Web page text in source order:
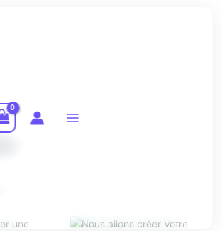
croissant